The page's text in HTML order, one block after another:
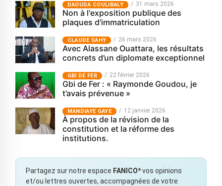
‎DAOUDA COULIBALY 31 mars 2026
Non à l'exposition publique des
plaques d'immatriculation
CLAUDE SAHY 26 mars 2026
Avec Alassane Ouattara, les résultats
concrets d’un diplomate exceptionnel
GBI DE FER 22 février 2026
Gbi de Fer : « Raymonde Goudou, je
t’avais prévenue »
MANDIAYE GAYE 12 janvier 2026
À propos de la révision de la
constitution et la réforme des
institutions.
Partagez sur notre espace FANICO*vos opinions
et/ou lettres ouvertes, accompagnées de votre